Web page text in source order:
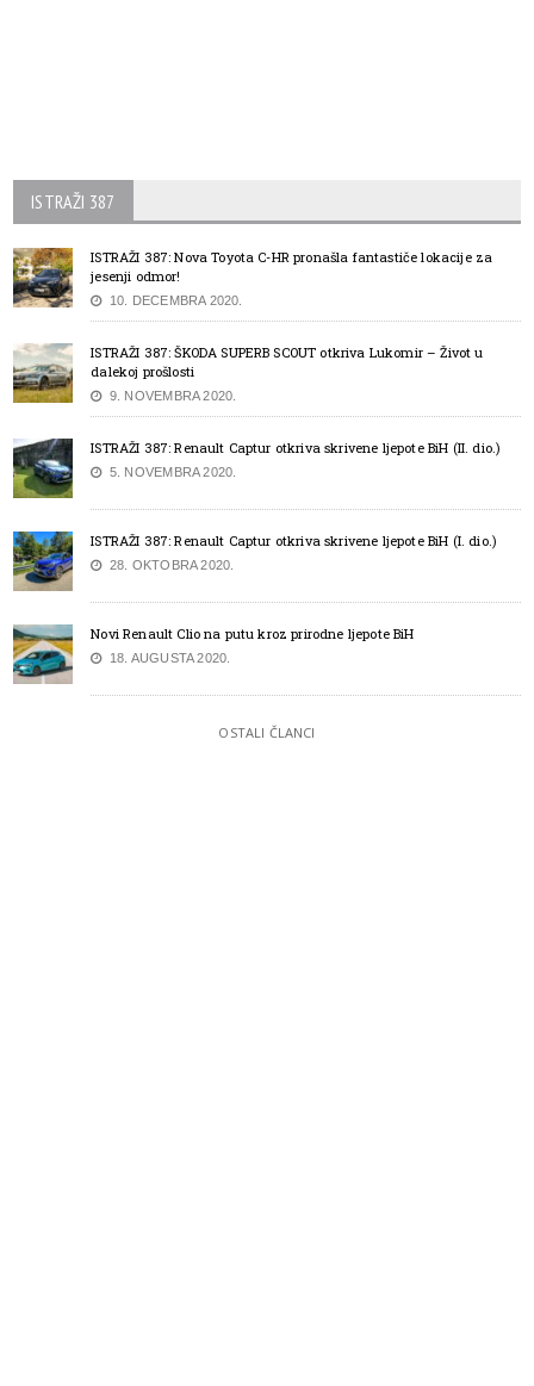
ISTRAŽI 387
ISTRAŽI 387: Nova Toyota C-HR pronašla fantastiče lokacije za
jesenji odmor!
10. DECEMBRA 2020.
ISTRAŽI 387: ŠKODA SUPERB SCOUT otkriva Lukomir – Život u
dalekoj prošlosti
9. NOVEMBRA 2020.
ISTRAŽI 387: Renault Captur otkriva skrivene ljepote BiH (II. dio.)
5. NOVEMBRA 2020.
ISTRAŽI 387: Renault Captur otkriva skrivene ljepote BiH (I. dio.)
28. OKTOBRA 2020.
Novi Renault Clio na putu kroz prirodne ljepote BiH
18. AUGUSTA 2020.
OSTALI ČLANCI